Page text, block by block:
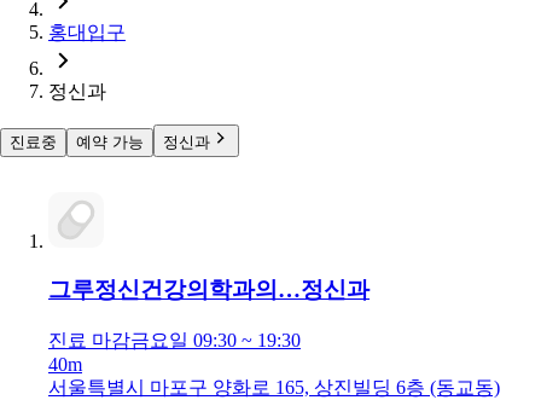
홍대입구
정신과
진료중 예약 가능 정신과
그루정신건강의학과의…정신과
진료 마감금요일 09:30 ~ 19:30
40m
서울특별시 마포구 양화로 165, 상진빌딩 6층 (동교동)